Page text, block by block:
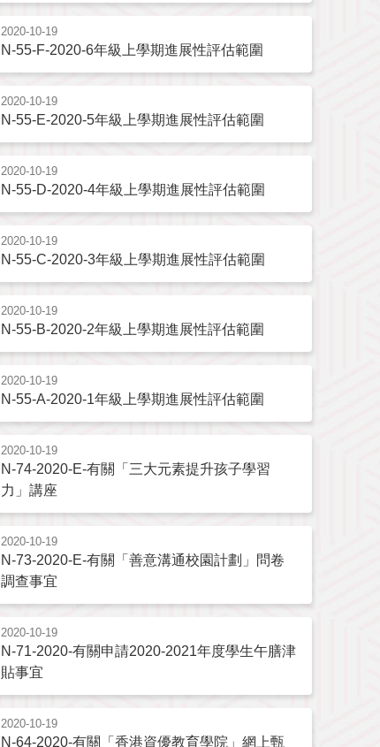
2020-10-19
N-55-F-2020-6年級上學期進展性評估範圍
2020-10-19
N-55-E-2020-5年級上學期進展性評估範圍
2020-10-19
N-55-D-2020-4年級上學期進展性評估範圍
2020-10-19
N-55-C-2020-3年級上學期進展性評估範圍
2020-10-19
N-55-B-2020-2年級上學期進展性評估範圍
2020-10-19
N-55-A-2020-1年級上學期進展性評估範圍
2020-10-19
N-74-2020-E-有關「三大元素提升孩子學習
力」講座
2020-10-19
N-73-2020-E-有關「善意溝通校園計劃」問卷
調查事宜
2020-10-19
N-71-2020-有關申請2020-2021年度學生午膳津
貼事宜
2020-10-19
N-64-2020-有關「香港資優教育學院」網上甄